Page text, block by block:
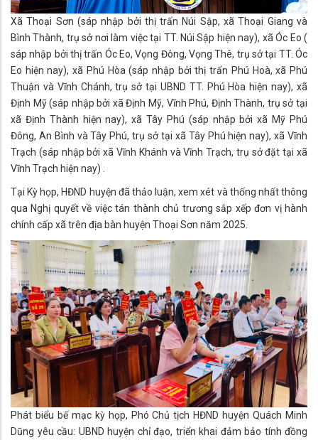
Xã Thoại Sơn (sáp nhập bởi thị trấn Núi Sập, xã Thoại Giang và
Bình Thành, trụ sở nơi làm việc tại TT. Núi Sập hiện nay), xã Óc Eo (
sáp nhập bởi thị trấn Óc Eo, Vọng Đông, Vọng Thê, trụ sở tại TT. Óc
Eo hiện nay), xã Phú Hòa (sáp nhập bởi thị trấn Phú Hoà, xã Phú
Thuận và Vĩnh Chánh, trụ sở tại UBND TT. Phú Hòa hiện nay), xã
Định Mỹ (sáp nhập bởi xã Định Mỹ, Vĩnh Phú, Định Thành, trụ sở tại
xã Định Thành hiện nay), xã Tây Phú (sáp nhập bởi xã Mỹ Phú
Đông, An Bình và Tây Phú, trụ sở tại xã Tây Phú hiện nay), xã Vĩnh
Trạch (sáp nhập bởi xã Vĩnh Khánh và Vĩnh Trạch, trụ sở đặt tại xã
Vĩnh Trạch hiện nay) .
Tại Kỳ họp, HĐND huyện đã thảo luận, xem xét và thống nhất thông
qua Nghị quyết về việc tán thành chủ trương sắp xếp đơn vị hành
chính cấp xã trên địa bàn huyện Thoại Sơn năm 2025.
Phát biểu bế mạc kỳ họp, Phó Chủ tịch HĐND huyện Quách Minh
Dũng yêu cầu: UBND huyện chỉ đạo, triển khai đảm bảo tính đồng